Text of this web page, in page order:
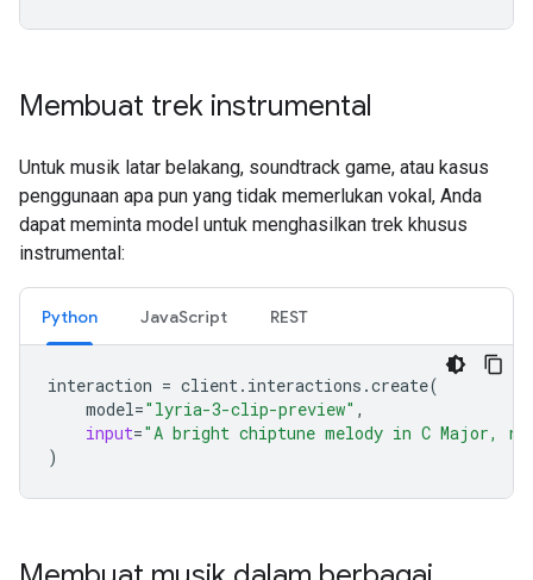
Membuat trek instrumental
Untuk musik latar belakang, soundtrack game, atau kasus
penggunaan apa pun yang tidak memerlukan vokal, Anda
dapat meminta model untuk menghasilkan trek khusus
instrumental:
Python JavaScript REST
interaction = client. interactions .create(
model="lyria-3-clip-preview" ,
input="A bright chiptune melody in C Major,
)